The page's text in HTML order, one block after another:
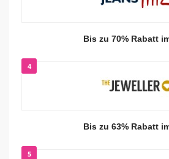
Bis zu 70% Rabatt
4
Bis zu 63% Rabatt
5